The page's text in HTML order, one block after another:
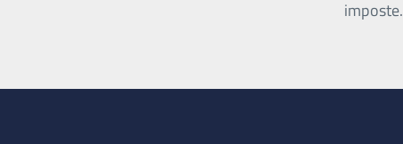
imposte.